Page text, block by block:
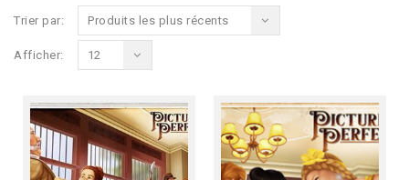
Trier par: Produits les plus récents
Afficher: 12